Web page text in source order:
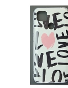
Бугульма,
Бугульма,